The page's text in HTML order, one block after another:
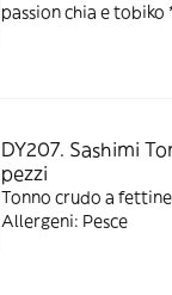
passion chia e
DY207. Sashimi
pezzi
Tonno crudo a
Allergeni: Pesce